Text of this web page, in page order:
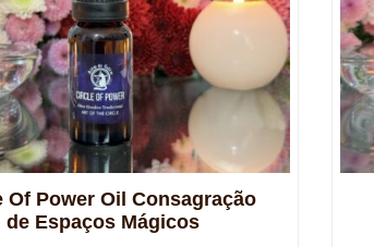
Of Power Oil Consagração
de Espaços Mágicos